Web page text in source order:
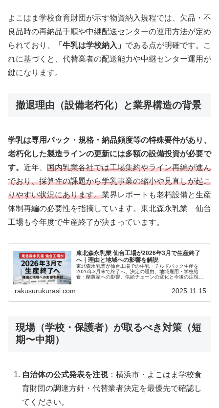
よこはま学校食育財団が示す物資納入規程では、欠品・不
良品時の再納品手順や中継配送センターの運用方法が定め
られており、
「牛乳は学校納入」 である点が明確です。こ
れに基づくと、代替業者の配送能力や中継センター運用が
鍵になります。
撤退理由（設備老朽化）と業界構造の背景
学乳は専用パック・規格・納品頻度等の特殊要件があり、
老朽化した製造ラインの更新には多額の設備投資が必要で
す。 近年、 国内乳業各社では工場集約やライン再編が進ん
でおり、採算性の課題から学乳事業の縮小や見直しが起こ
りやすい状況にあります。業界レポートも老朽設備と生産
体制再編の必要性を指摘しています。東北森永乳業 仙台
工場も今年度で生産終了が決まっています。
東北森永乳業 仙台工場が2026年3月で生産終了
へ｜理由と地域への影響を解説
東北森永乳業が仙台工場での牛乳・チルドパック生産を
2026年3月末で終了へ。決定の理由、地域雇用・学校給
食・酪農家への影響、供給チェーンの変化と今後の注視点
rakusurukurasi.com 2025.11.15
現場（学校・保護者）が取るべき対策（短
期〜中期）
自治体の公式発表を注視：横浜市・よこはま学校食
育財団の調達方針・代替業者決定を最優先で確認し
てください。